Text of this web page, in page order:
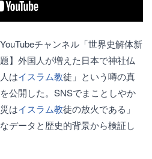
チャンネル「世界史解体新
】外国人が増えた日本で神社仏
はイスラム教徒」という噂の真
公開した。SNSでまことしやか
はイスラム教徒の放火である」
データと歴史的背景から検証し